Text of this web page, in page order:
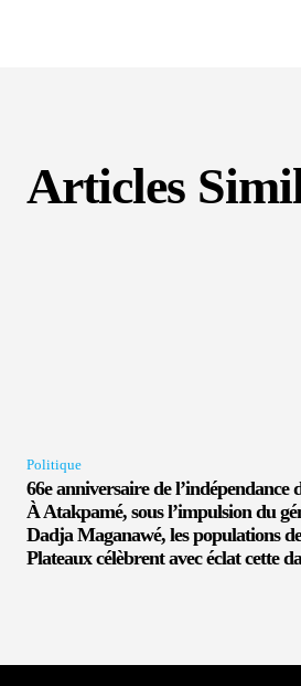
Articles
Politique
66e anniversaire de l’indépendance
À Atakpamé, sous l’impulsion du
Dadja Maganawé, les populations
Plateaux célèbrent avec éclat cette